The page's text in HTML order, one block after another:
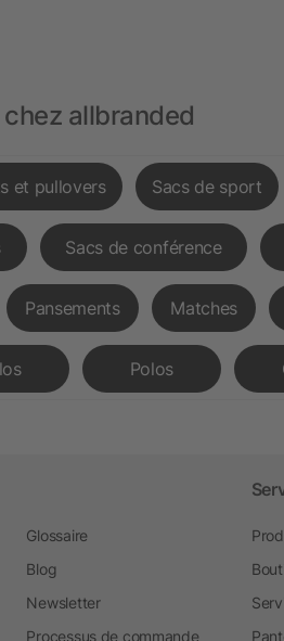
allbranded
et pullovers Sacs de sport
Sacs de conférence
Pansements Matches
Polos
Glossaire
Blog
Newsletter
Processus de commande